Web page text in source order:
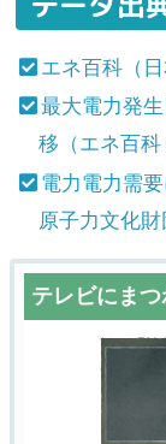
エネ百科（
最大電力発
移（エネ百科
電力電力需
原子力文化財
テレビにま